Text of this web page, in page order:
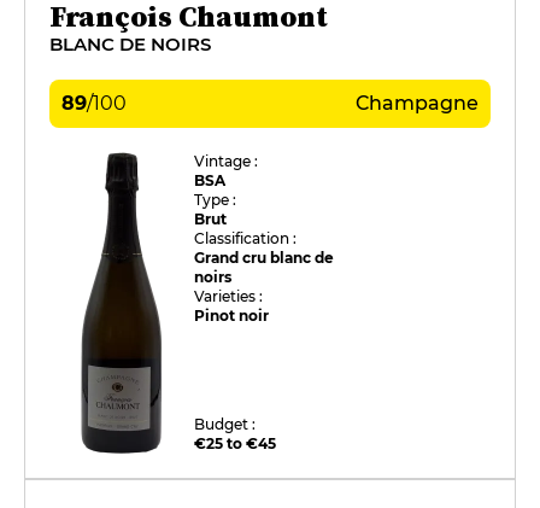
François Chaumont
BLANC DE NOIRS
89/100 Champagne
Vintage :
BSA
Type :
Brut
Classification :
Grand cru blanc de
noirs
Varieties :
Pinot noir
Budget :
€25 to €45